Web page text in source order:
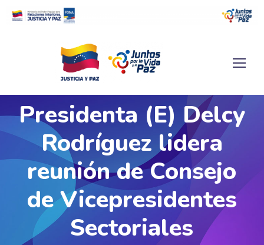
Presidenta (E) Delcy
Rodríguez lidera
reunión de Consejo
de Vicepresidentes
Sectoriales